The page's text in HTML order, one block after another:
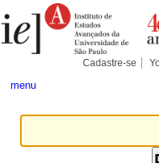
para
conteúdo.
Pessoais
Cadastre-se
menu